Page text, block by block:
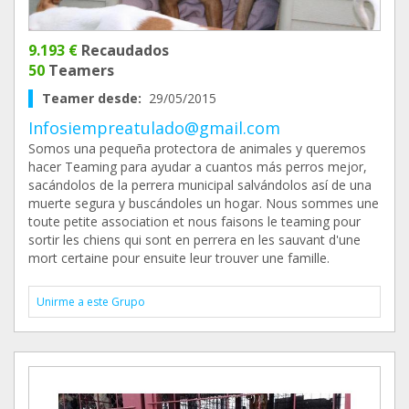
9.193 € Recaudados
50 Teamers
Teamer desde: 29/05/2015
Infosiempreatulado@gmail.com
Somos una pequeña protectora de animales y queremos
hacer Teaming para ayudar a cuantos más perros mejor,
sacándolos de la perrera municipal salvándolos así de una
muerte segura y buscándoles un hogar. Nous sommes une
toute petite association et nous faisons le teaming pour
sortir les chiens qui sont en perrera en les sauvant d'une
mort certaine pour ensuite leur trouver une famille.
Unirme a este Grupo